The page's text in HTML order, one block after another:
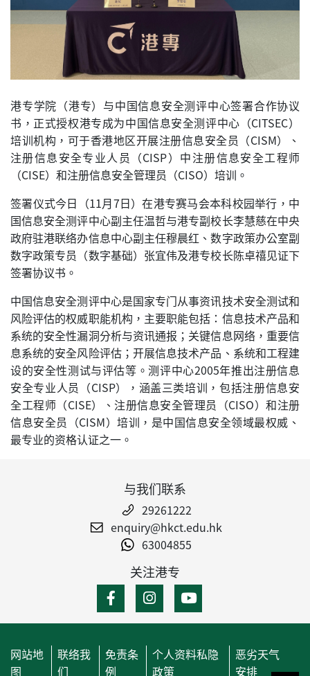
港专学院（港专）与中国信息安全测评中心签署合作协议
书，正式授权港专成为中国信息安全测评中心（CITSEC）
培训机构，可于香港地区开展注册信息安全员（CISM）、
注册信息安全专业人员（CISP）中注册信息安全工程师
（CISE）和注册信息安全管理员（CISO）培训。
签署仪式今日（11月7日）在港专赛马会本科校园举行，中
国信息安全测评中心副主任温哲与港专副校长李慧慈在中央
政府驻港联络办信息中心副主任穆晨红、数字政策办公室副
数字政策专员（数字基础）张宜伟及港专校长陈卓禧见证下
签署协议书。
中国信息安全测评中心是国家专门从事资讯技术安全测试和
风险评估的权威职能机构，主要职能包括：信息技术产品和
系统的安全性漏洞分析与资讯通报；关键信息网络，重要信
息系统的安全风险评估；开展信息技术产品、系统和工程建
设的安全性测试与评估等。测评中心2005年推出注册信息
安全专业人员（CISP），涵盖三类培训，包括注册信息安
全工程师（CISE）、注册信息安全管理员（CISO）和注册
信息安全员（CISM）培训，是中国信息安全领域最权威、
最专业的资格认证之一。
与我们联系
29261222
enquiry@hkct.edu.hk
63004855
关注港专
网站地
图
联络我
们
免责条
例
个人资料私隐
政策
恶劣天气
安排